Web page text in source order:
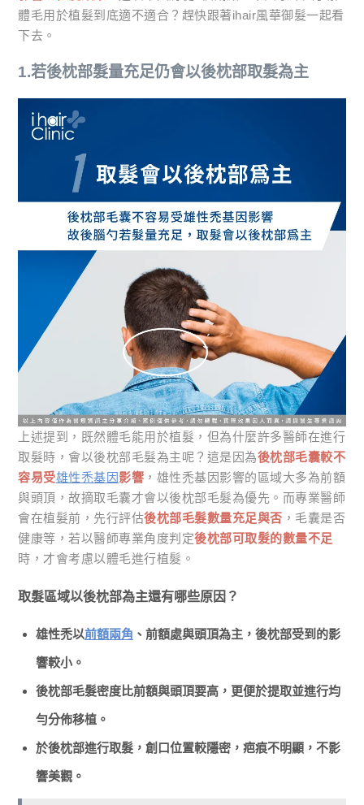
體毛用於植髮到底適不適合？趕快跟著ihair風華御髮一起看
下去。
1.若後枕部髮量充足仍會以後枕部取髮為主
上述提到，既然體毛能用於植髮，但為什麼許多醫師在進行
取髮時，會以後枕部毛髮為主呢？這是因為後枕部毛囊較不
容易受雄性禿基因影響 ，雄性禿基因影響的區域大多為前額
與頭頂，故摘取毛囊才會以後枕部毛髮為優先。而專業醫師
會在植髮前，先行評估後枕部毛髮數量充足與否 ，毛囊是否
健康等，若以醫師專業角度判定後枕部可取髮的數量不足
時，才會考慮以體毛進行植髮。
取髮區域以後枕部為主還有哪些原因？
雄性禿以前額兩角 、前額處與頭頂為主，後枕部受到的影
響較小。
後枕部毛髮密度比前額與頭頂要高，更便於提取並進行均
勻分佈移植。
於後枕部進行取髮，創口位置較隱密，疤痕不明顯，不影
響美觀。